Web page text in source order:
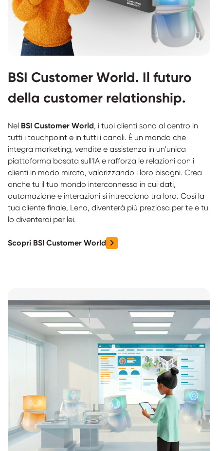
BSI Customer World. Il futuro
della customer relationship.
Nel BSI Customer World, i tuoi clienti sono al centro in
tutti i touchpoint e in tutti i canali. È un mondo che
integra marketing, vendite e assistenza in un'unica
piattaforma basata sull'IA e rafforza le relazioni con i
clienti in modo mirato, valorizzando i loro bisogni. Crea
anche tu il tuo mondo interconnesso in cui dati,
automazione e interazioni si intrecciano tra loro. Così la
tua cliente finale, Lena, diventerà più preziosa per te e tu
lo diventerai per lei.
Scopri BSI Customer World